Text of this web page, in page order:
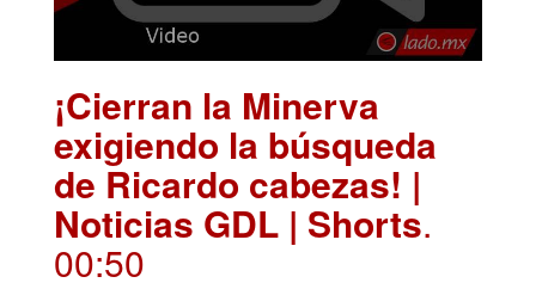
¡Cierran la Minerva
exigiendo la búsqueda
de Ricardo cabezas! |
Noticias GDL | Shorts.
00:50